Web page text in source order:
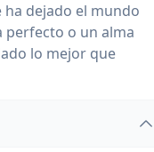
ha dejado el mundo
perfecto o un alma
lo mejor que